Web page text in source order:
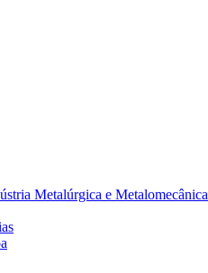
Metalúrgica e Metalomecânica